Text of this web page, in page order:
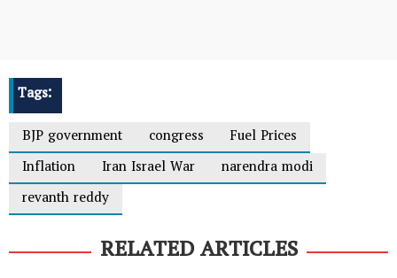
Tags:
BJP government
congress
Fuel Prices
Inflation
Iran Israel War
narendra modi
revanth reddy
RELATED ARTICLES